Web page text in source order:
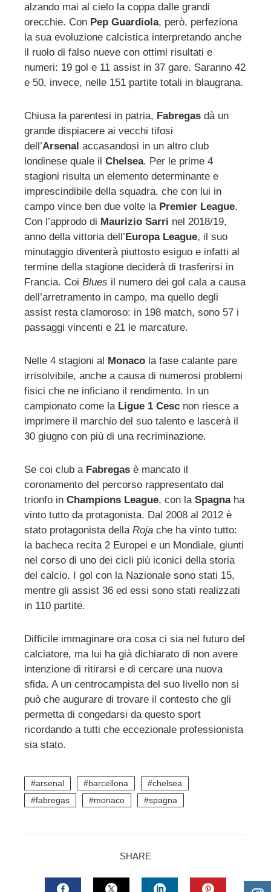
alzando mai al cielo la coppa dalle grandi
orecchie. Con Pep Guardiola, però, perfeziona
la sua evoluzione calcistica interpretando anche
il ruolo di falso nueve con ottimi risultati e
numeri: 19 gol e 11 assist in 37 gare. Saranno 42
e 50, invece, nelle 151 partite totali in blaugrana.
Chiusa la parentesi in patria, Fabregas dà un
grande dispiacere ai vecchi tifosi
dell’Arsenal accasandosi in un altro club
londinese quale il Chelsea. Per le prime 4
stagioni risulta un elemento determinante e
imprescindibile della squadra, che con lui in
campo vince ben due volte la Premier League.
Con l’approdo di Maurizio Sarri nel 2018/19,
anno della vittoria dell’Europa League, il suo
minutaggio diventerà piuttosto esiguo e infatti al
termine della stagione deciderà di trasferirsi in
Francia. Coi Blues il numero dei gol cala a causa
dell’arretramento in campo, ma quello degli
assist resta clamoroso: in 198 match, sono 57 i
passaggi vincenti e 21 le marcature.
Nelle 4 stagioni al Monaco la fase calante pare
irrisolvibile, anche a causa di numerosi problemi
fisici che ne inficiano il rendimento. In un
campionato come la Ligue 1 Cesc non riesce a
imprimere il marchio del suo talento e lascerà il
30 giugno con più di una recriminazione.
Se coi club a Fabregas è mancato il
coronamento del percorso rappresentato dal
trionfo in Champions League, con la Spagna ha
vinto tutto da protagonista. Dal 2008 al 2012 è
stato protagonista della Roja che ha vinto tutto:
la bacheca recita 2 Europei e un Mondiale, giunti
nel corso di uno dei cicli più iconici della storia
del calcio. I gol con la Nazionale sono stati 15,
mentre gli assist 36 ed essi sono stati realizzati
in 110 partite.
Difficile immaginare ora cosa ci sia nel futuro del
calciatore, ma lui ha già dichiarato di non avere
intenzione di ritirarsi e di cercare una nuova
sfida. A un centrocampista del suo livello non si
può che augurare di trovare il contesto che gli
permetta di congedarsi da questo sport
ricordando a tutti che eccezionale professionista
sia stato.
arsenal barcellona
chelsea
fabregas
monaco spagna
SHARE